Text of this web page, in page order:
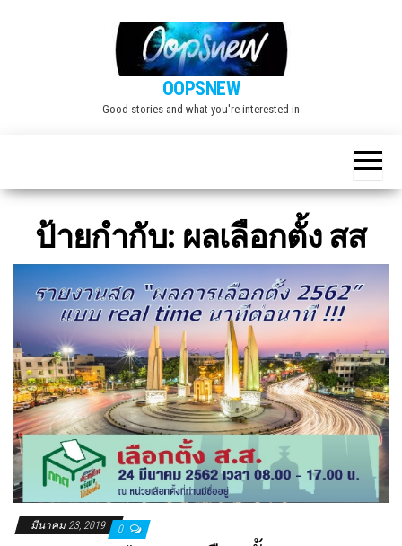
OOPSNEW
Good stories and what you're interested in
ป้ายกำกับ: ผลเลือกตั้ง สส
มีนาคม 23, 2019 0